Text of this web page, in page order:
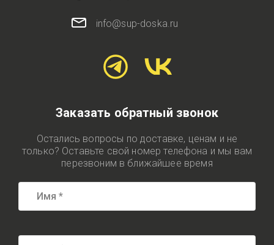
info@sup-doska.ru
Заказать обратный звонок
Остались вопросы по доставке, ценам и не
только? Оставьте свой номер телефона и мы вам
перезвоним в ближайшее время